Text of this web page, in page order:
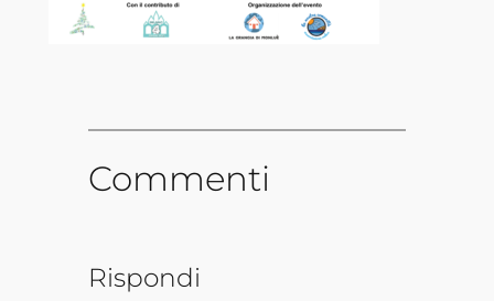
Commenti
Rispondi